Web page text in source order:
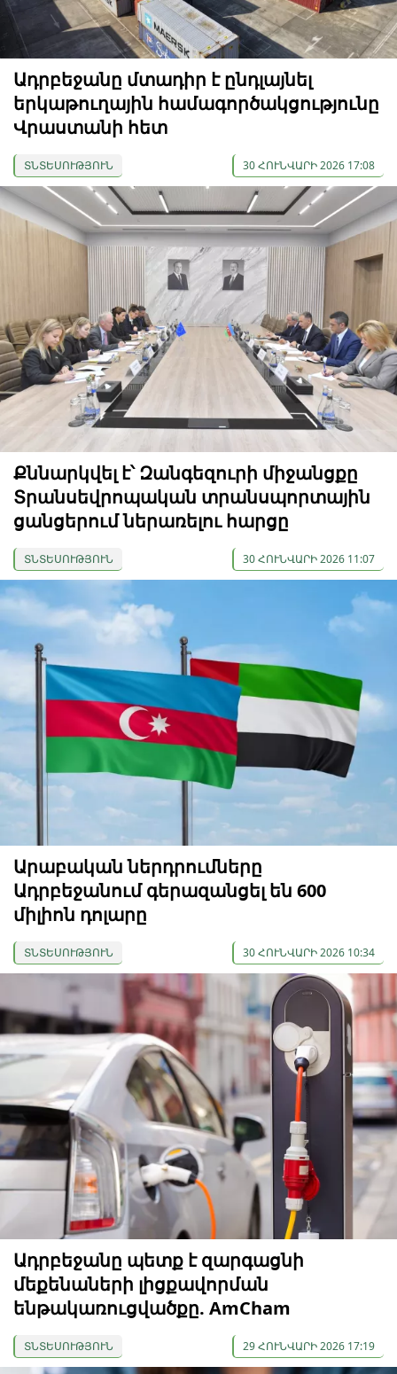
Ադրբեջանը մտադիր է ընդլայնել
երկաթուղային համագործակցությունը
Վրաստանի հետ
ՏՆՏԵՍՈՒԹՅՈՒՆ 30 ՀՈՒՆՎԱՐԻ 2026 17:08
Քննարկվել է՝ Զանգեզուրի միջանցքը
Տրանսեվրոպական տրանսպորտային
ցանցերում ներառելու հարցը
ՏՆՏԵՍՈՒԹՅՈՒՆ 30 ՀՈՒՆՎԱՐԻ 2026 11:07
Արաբական ներդրումները
Ադրբեջանում գերազանցել են 600
միլիոն դոլարը
ՏՆՏԵՍՈՒԹՅՈՒՆ 30 ՀՈՒՆՎԱՐԻ 2026 10:34
Ադրբեջանը պետք է զարգացնի
մեքենաների լիցքավորման
ենթակառուցվածքը. AmCham
ՏՆՏԵՍՈՒԹՅՈՒՆ 29 ՀՈՒՆՎԱՐԻ 2026 17:19